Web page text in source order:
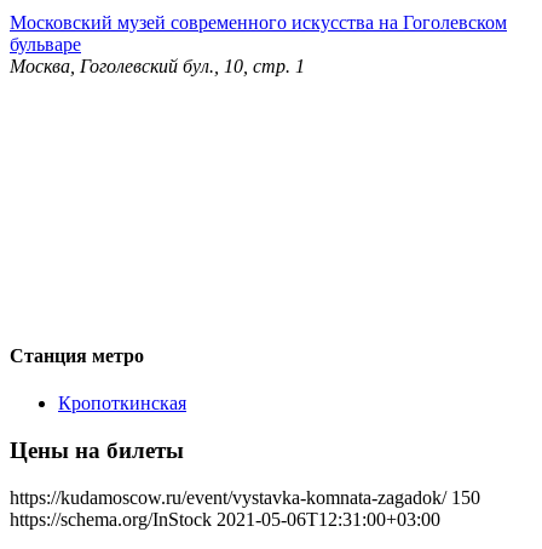
Московский музей современного искусства на Гоголевском
бульваре
Москва, Гоголевский бул., 10, стр. 1
Станция метро
Кропоткинская
Цены на билеты
https://kudamoscow.ru/event/vystavka-komnata-zagadok/ 150
https://schema.org/InStock 2021-05-06T12:31:00+03:00